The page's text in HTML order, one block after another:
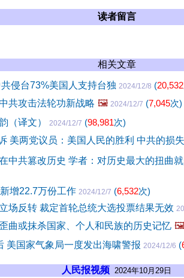
读者留言
相关文章
侵台73%美国人支持台独 2024/12/8 (20,532
共攻击法轮功新战略 🖼️ 2024/12/7 (7,045次)
（译文）
2024/12/7 (98,981次)
美两党议员：美国人民的胜利 中共的损失
中共篡改历史 学者：对历史最大的扭曲
增22.7万份工作 2024/12/7 (6,532次)
场反转 裁定首轮总统大选投票结果无效
曲或抹杀国家、个人和民族的历史记忆 🖼️
美国家气象局一度发出海啸警报 2024/12/6 (
人民报视频 2024年10月29日